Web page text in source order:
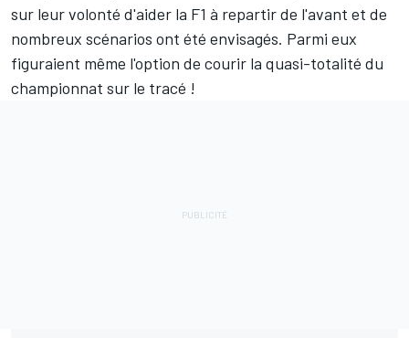
sur leur volonté d'aider la F1 à repartir de l'avant et de
nombreux scénarios ont été envisagés. Parmi eux
figuraient même l'option de courir la quasi-totalité du
championnat sur le tracé !